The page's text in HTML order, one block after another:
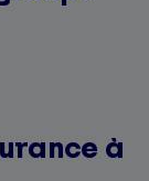
à